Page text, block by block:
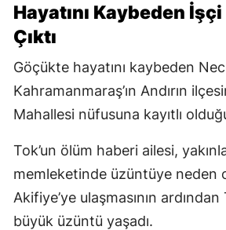
Hayatını Kaybeden İşçi
Çıktı
Göçükte hayatını kaybeden
Kahramanmaraş’ın Andırın
Mahallesi nüfusuna kayıtlı
Tok’un ölüm haberi ailesi,
memleketinde üzüntüye neden
Akifiye’ye ulaşmasının ardından
büyük üzüntü yaşadı.